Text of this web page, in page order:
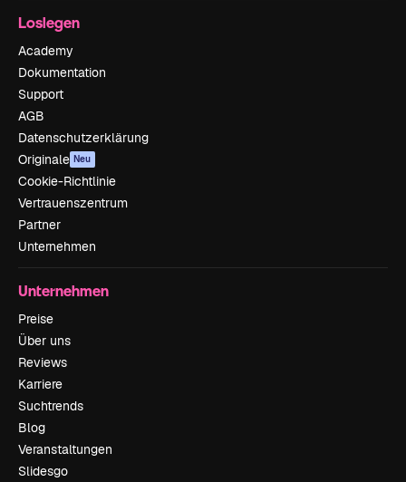
Loslegen
Academy
Dokumentation
Support
AGB
Datenschutzerklärung
Originale Neu
Cookie-Richtlinie
Vertrauenszentrum
Partner
Unternehmen
Unternehmen
Preise
Über uns
Reviews
Karriere
Suchtrends
Blog
Veranstaltungen
Slidesgo